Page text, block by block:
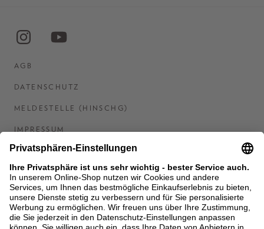
AGB
DATENSCHUTZ
MELDESTELLE (HINSCHG)
IMPRESSUM
BARRIEREFREIHEITSERKLÄRUNG
KONTAKT
COOKIES
MEN'S WORLD: BRAUN HAMBURG